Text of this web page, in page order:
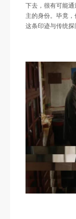
下去，很有可能
主的身份。毕竟
这条印迹与传统探